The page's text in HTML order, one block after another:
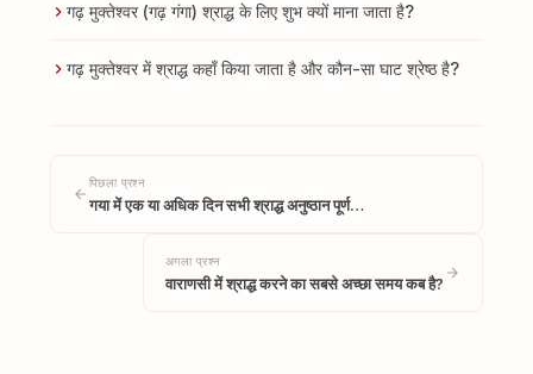
गढ़ मुक्तेश्वर (गढ़ गंगा) श्राद्ध के लिए शुभ क्यों माना जाता है?
गढ़ मुक्तेश्वर में श्राद्ध कहाँ किया जाता है और कौन-सा घाट श्रेष्ठ है?
पिछला प्रश्न
गया में एक या अधिक दिन सभी श्राद्ध अनुष्ठान पूर्ण…
अगला प्रश्न
वाराणसी में श्राद्ध करने का सबसे अच्छा समय कब है?